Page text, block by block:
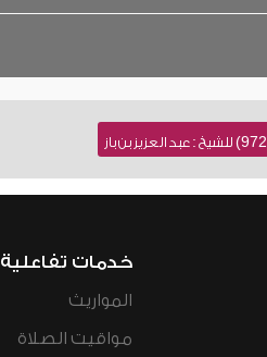
خدمات تفاعلية
المواريث
مواقيت الصلاة